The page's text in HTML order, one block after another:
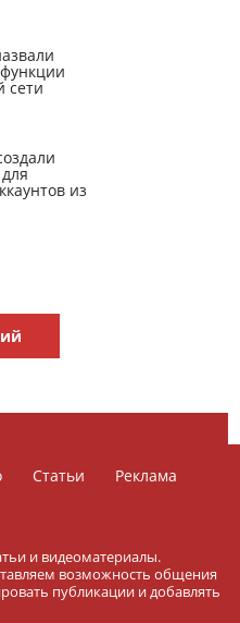
сети
из
Статьи
Реклама
и видеоматериалы.
возможность общения
публикации и добавлять